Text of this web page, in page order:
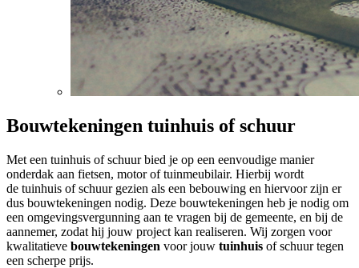
Bouwtekeningen tuinhuis of schuur
Met een tuinhuis of schuur bied je op een eenvoudige manier
onderdak aan fietsen, motor of tuinmeubilair. Hierbij wordt
de tuinhuis of schuur gezien als een bebouwing en hiervoor zijn er
dus bouwtekeningen nodig. Deze bouwtekeningen heb je nodig om
een omgevingsvergunning aan te vragen bij de gemeente, en bij de
aannemer, zodat hij jouw project kan realiseren. Wij zorgen voor
kwalitatieve bouwtekeningen voor jouw tuinhuis of schuur tegen
een scherpe prijs.